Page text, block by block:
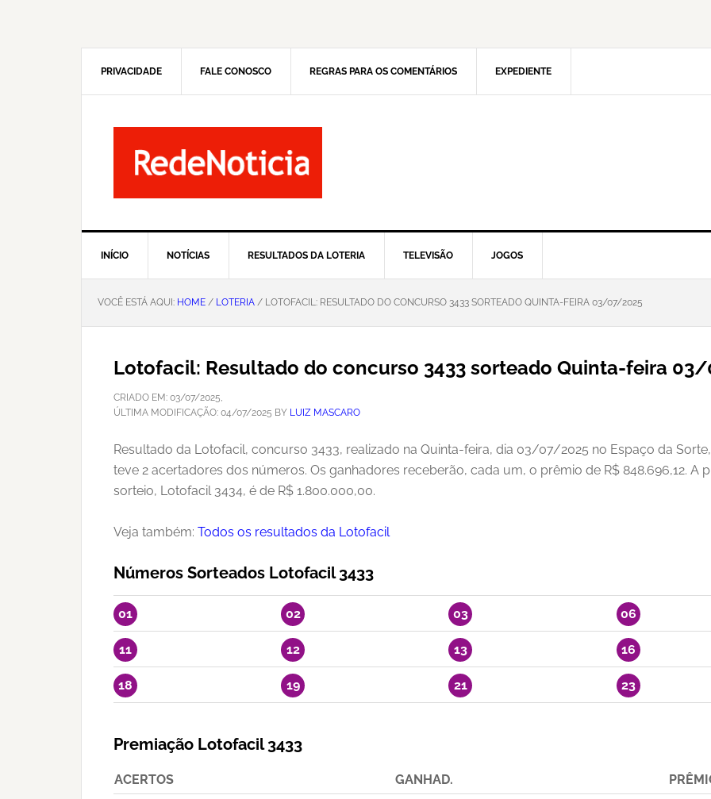
PRIVACIDADE FALE CONOSCO REGRAS PARA OS COMENTÁRIOS EXPEDIENTE
INÍCIO NOTÍCIAS RESULTADOS DA LOTERIA TELEVISÃO JOGOS
VOCÊ ESTÁ AQUI: HOME / LOTERIA / LOTOFACIL: RESULTADO DO CONCURSO 3433 SORTEADO QUINTA-FEIRA 03/07/2025
Lotofacil: Resultado do concurso 3433 sorteado Quinta-feira
CRIADO EM: 03/07/2025,
ÚLTIMA MODIFICAÇÃO: 04/07/2025 BY LUIZ MASCARO
Resultado da Lotofacil, concurso 3433, realizado na Quinta-feira, dia 03/07/2025 no Espaço da
teve 2 acertadores dos números. Os ganhadores receberão, cada um, o prêmio de R$ 848.696,12. A
sorteio, Lotofacil 3434, é de R$ 1.800.000,00.
Veja também: Todos os resultados da Lotofacil
Números Sorteados Lotofacil 3433
01 02 03 06
11 12 13 16
18 19 21 23
Premiação Lotofacil 3433
ACERTOS GANHAD.